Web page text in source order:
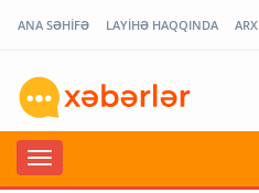
ANA SƏHİFƏ LAYİHƏ HAQQINDA